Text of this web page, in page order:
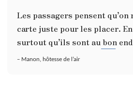
Les passagers pensent
carte juste pour les placer.
surtout qu’ils sont au bon
– Manon, hôtesse de l’air